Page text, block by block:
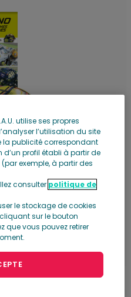
(Moto GP, 2015),
utilise ses propres
l’utilisation du site
la publicité correspondant
d’un profil établi à partir de
exemple, à partir des
consulter politique de
le stockage de cookies
sur le bouton
que vous pouvez retirer